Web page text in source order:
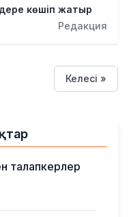
көшіп жатыр
Редакция
Келесі »
талапкерлер